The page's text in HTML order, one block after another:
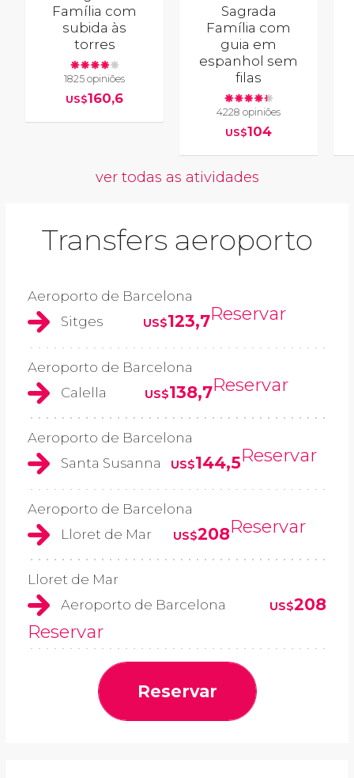
Família com
subida às
torres
1825 opiniões
US$160,6
Sagrada
Família com
guia em
espanhol sem
filas
4228 opiniões
US$104
ver todas as atividades
Transfers aeroporto
Aeroporto de Barcelona
Sitges
US$123,7Reservar
Aeroporto de Barcelona
Calella
US$138,7Reservar
Aeroporto de Barcelona
Santa Susanna
US$144,5Reservar
Aeroporto de Barcelona
Lloret de Mar
US$208Reservar
Lloret de Mar
Aeroporto de Barcelona
US$208
Reservar
Reservar